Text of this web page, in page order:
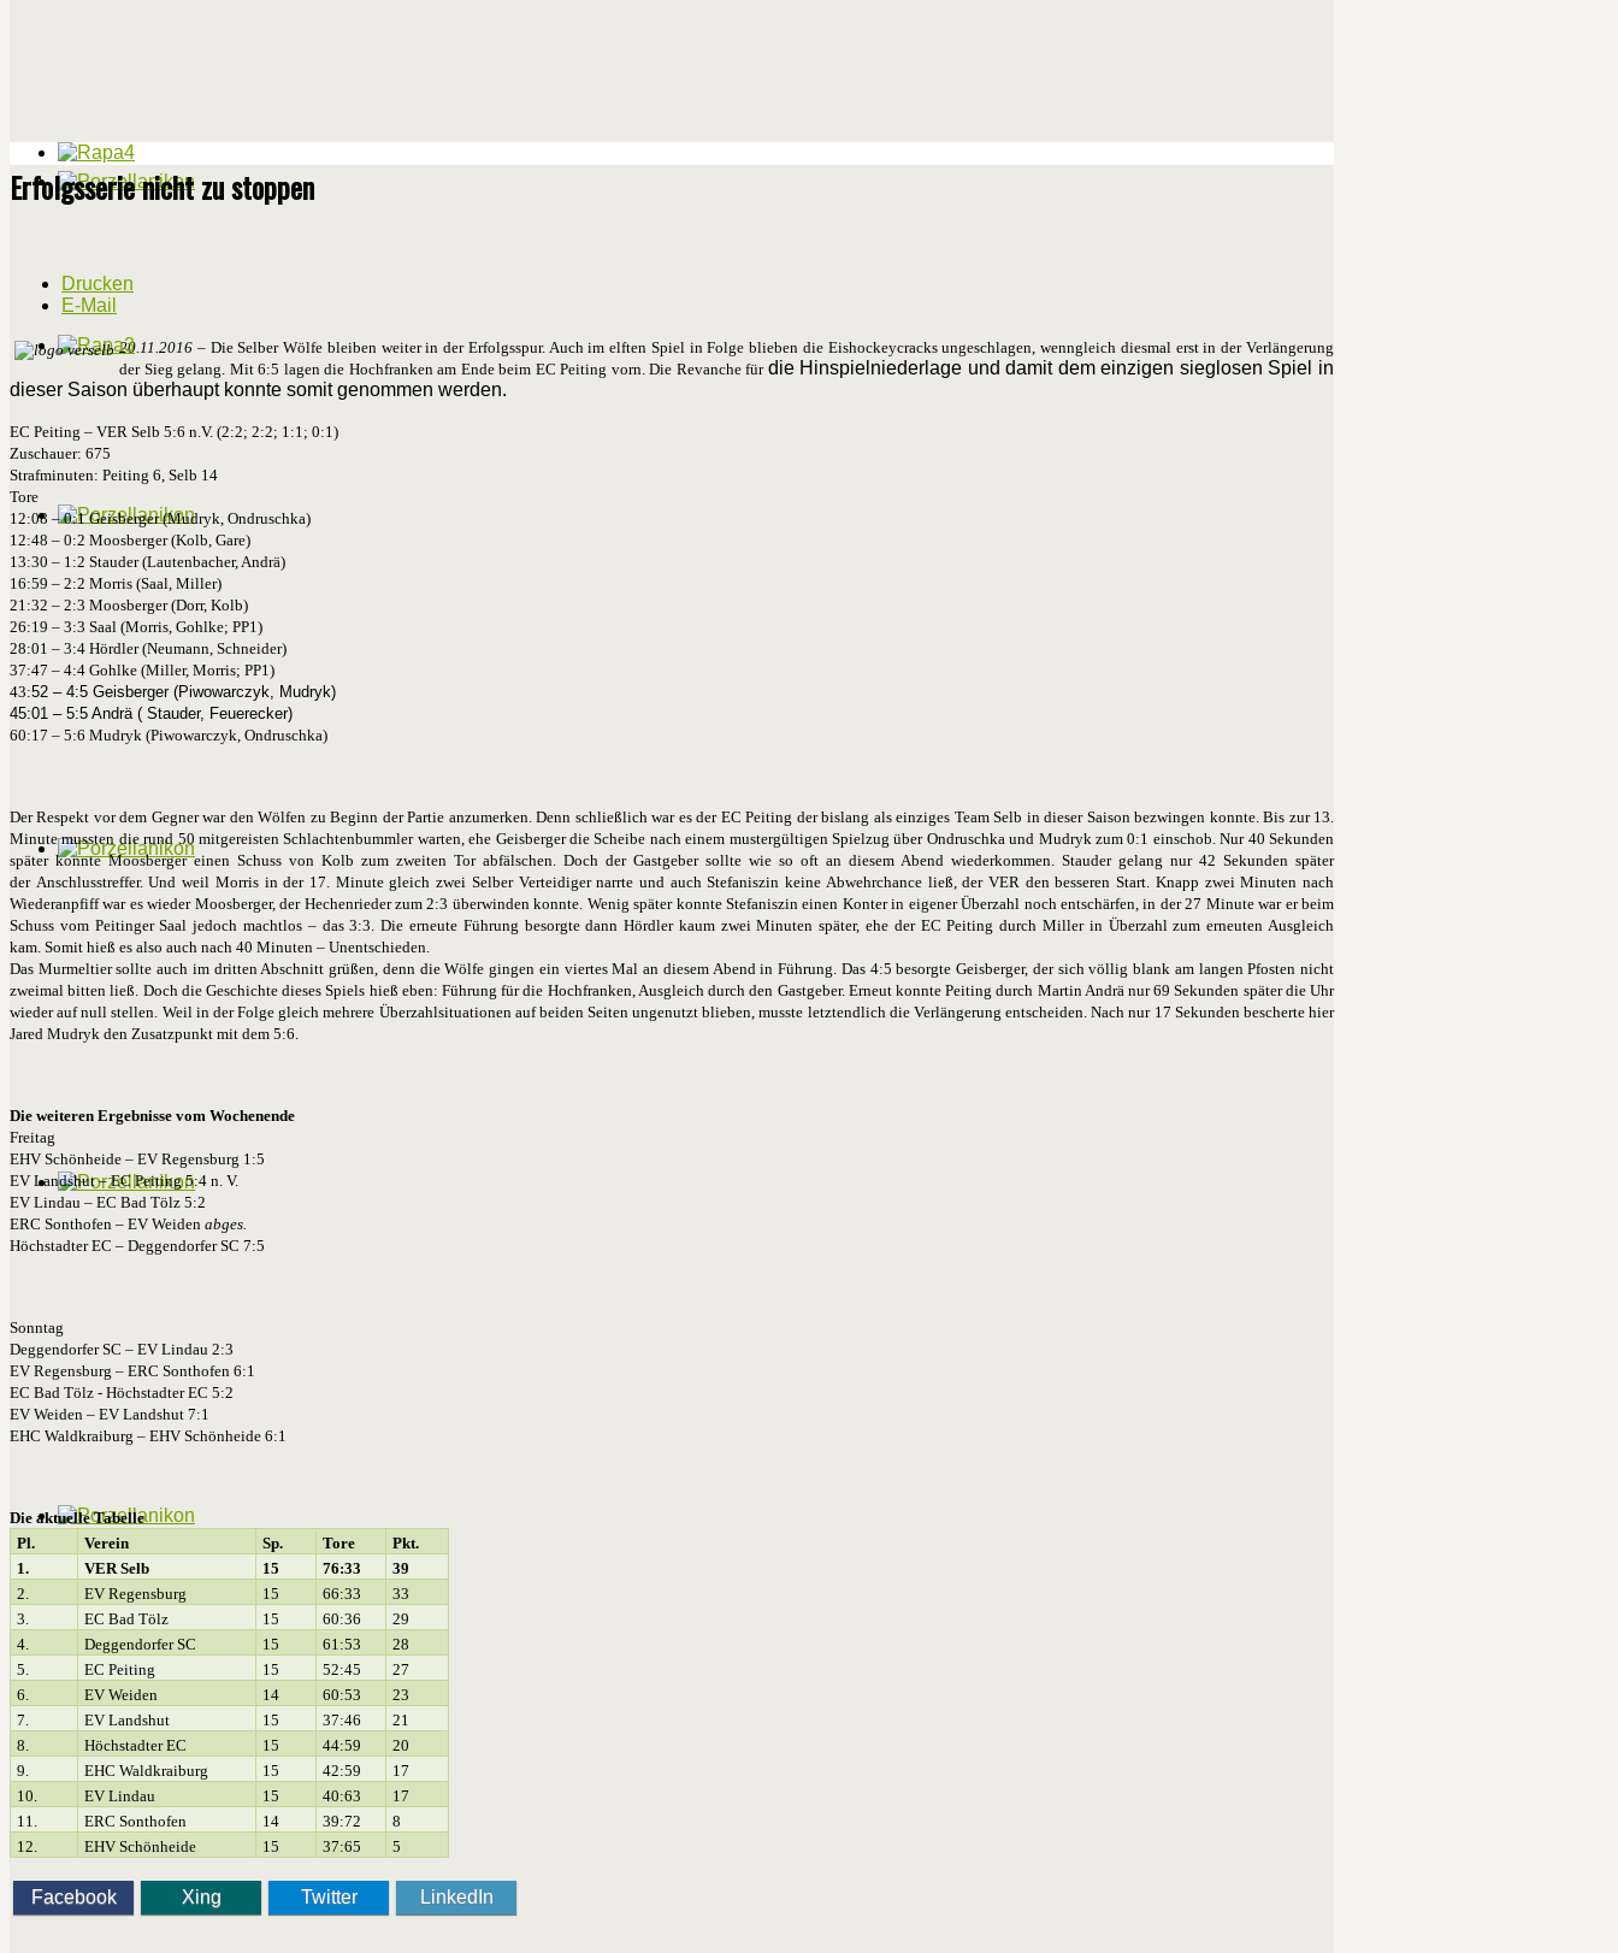
Erfolgsserie nicht zu stoppen
Drucken
E-Mail
20.11.2016 – Die Selber Wölfe bleiben weiter in der Erfolgsspur. Auch im elften Spiel in Folge blieben die Eishockeycracks ungeschlagen, wenngleich diesmal erst in der Verlängerung
der Sieg gelang. Mit 6:5 lagen die Hochfranken am Ende beim EC Peiting vorn. Die Revanche für die Hinspielniederlage und damit dem einzigen sieglosen Spiel in
dieser Saison überhaupt konnte somit genommen werden.
EC Peiting – VER Selb 5:6 n.V. (2:2; 2:2; 1:1; 0:1)
Zuschauer: 675
Strafminuten: Peiting 6, Selb 14
Tore
12:08 – 0:1 Geisberger (Mudryk, Ondruschka)
12:48 – 0:2 Moosberger (Kolb, Gare)
13:30 – 1:2 Stauder (Lautenbacher, Andrä)
16:59 – 2:2 Morris (Saal, Miller)
21:32 – 2:3 Moosberger (Dorr, Kolb)
26:19 – 3:3 Saal (Morris, Gohlke; PP1)
28:01 – 3:4 Hördler (Neumann, Schneider)
37:47 – 4:4 Gohlke (Miller, Morris; PP1)
43:52 – 4:5 Geisberger (Piwowarczyk, Mudryk)
45:01 – 5:5 Andrä ( Stauder, Feuerecker)
60:17 – 5:6 Mudryk (Piwowarczyk, Ondruschka)
Der Respekt vor dem Gegner war den Wölfen zu Beginn der Partie anzumerken. Denn schließlich war es der EC Peiting der bislang als einziges Team Selb in dieser Saison bezwingen konnte. Bis zur 13.
Minute mussten die rund 50 mitgereisten Schlachtenbummler warten, ehe Geisberger die Scheibe nach einem mustergültigen Spielzug über Ondruschka und Mudryk zum 0:1 einschob. Nur 40 Sekunden
später konnte Moosberger einen Schuss von Kolb zum zweiten Tor abfälschen. Doch der Gastgeber sollte wie so oft an diesem Abend wiederkommen. Stauder gelang nur 42 Sekunden später
der Anschlusstreffer. Und weil Morris in der 17. Minute gleich zwei Selber Verteidiger narrte und auch Stefaniszin keine Abwehrchance ließ, der VER den besseren Start. Knapp zwei Minuten nach
Wiederanpfiff war es wieder Moosberger, der Hechenrieder zum 2:3 überwinden konnte. Wenig später konnte Stefaniszin einen Konter in eigener Überzahl noch entschärfen, in der 27 Minute war er beim
Schuss vom Peitinger Saal jedoch machtlos – das 3:3. Die erneute Führung besorgte dann Hördler kaum zwei Minuten später, ehe der EC Peiting durch Miller in Überzahl zum erneuten Ausgleich
kam. Somit hieß es also auch nach 40 Minuten – Unentschieden.
Das Murmeltier sollte auch im dritten Abschnitt grüßen, denn die Wölfe gingen ein viertes Mal an diesem Abend in Führung. Das 4:5 besorgte Geisberger, der sich völlig blank am langen Pfosten nicht
zweimal bitten ließ. Doch die Geschichte dieses Spiels hieß eben: Führung für die Hochfranken, Ausgleich durch den Gastgeber. Erneut konnte Peiting durch Martin Andrä nur 69 Sekunden später die Uhr
wieder auf null stellen. Weil in der Folge gleich mehrere Überzahlsituationen auf beiden Seiten ungenutzt blieben, musste letztendlich die Verlängerung entscheiden. Nach nur 17 Sekunden bescherte hier
Jared Mudryk den Zusatzpunkt mit dem 5:6.
Die weiteren Ergebnisse vom Wochenende
Freitag
EHV Schönheide – EV Regensburg 1:5
EV Landshut – EC Peiting 5:4 n. V.
EV Lindau – EC Bad Tölz 5:2
ERC Sonthofen – EV Weiden abges.
Höchstadter EC – Deggendorfer SC 7:5
Sonntag
Deggendorfer SC – EV Lindau 2:3
EV Regensburg – ERC Sonthofen 6:1
EC Bad Tölz - Höchstadter EC 5:2
EV Weiden – EV Landshut 7:1
EHC Waldkraiburg – EHV Schönheide 6:1
Die aktuelle Tabelle
Pl.
Verein Sp. Tore
Pkt.
1.
VER Selb 15 76:33
39
2.
EV Regensburg 15 66:33
33
3.
EC Bad Tölz 15 60:36
29
4.
Deggendorfer SC 15 61:53
28
5.
EC Peiting 15 52:45
27
6.
EV Weiden 14 60:53
23
7.
EV Landshut 15 37:46
21
8.
Höchstadter EC 15 44:59
20
9.
EHC Waldkraiburg 15 42:59
17
10.
EV Lindau 15 40:63
17
11.
ERC Sonthofen 14 39:72
8
12.
EHV Schönheide 15 37:65 5
Facebook Xing Twitter LinkedIn